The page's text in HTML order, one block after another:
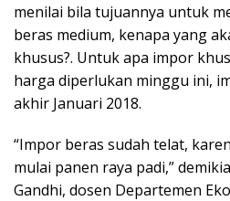
menilai bila tujuannya untuk
beras medium, kenapa yang
khusus?. Untuk apa impor
harga diperlukan minggu ini,
akhir Januari 2018.
“Impor beras sudah telat,
mulai panen raya padi,”
Gandhi, dosen Departemen